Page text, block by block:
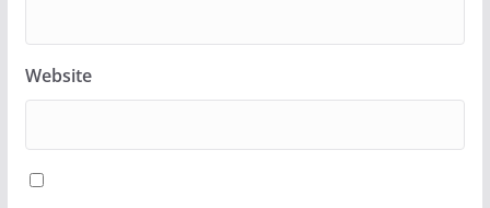
Website